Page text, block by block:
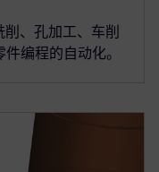
、孔加工、车削
编程的自动化。